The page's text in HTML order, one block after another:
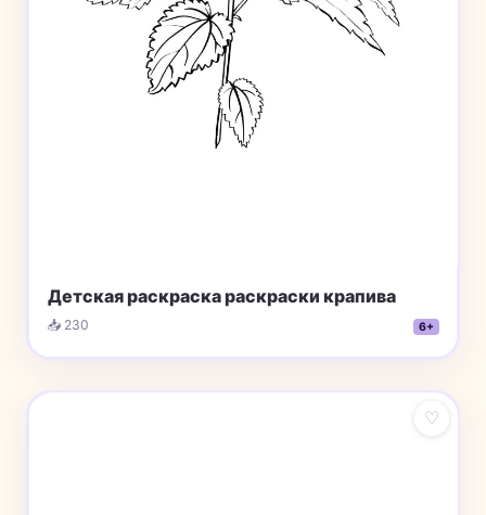
Детская раскраска раскраски крапива
📥 230 6+
♡